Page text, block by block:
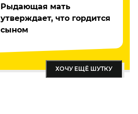
Рыдающая мать
утверждает, что гордится
сыном
ХОЧУ ЕЩЁ ШУТКУ